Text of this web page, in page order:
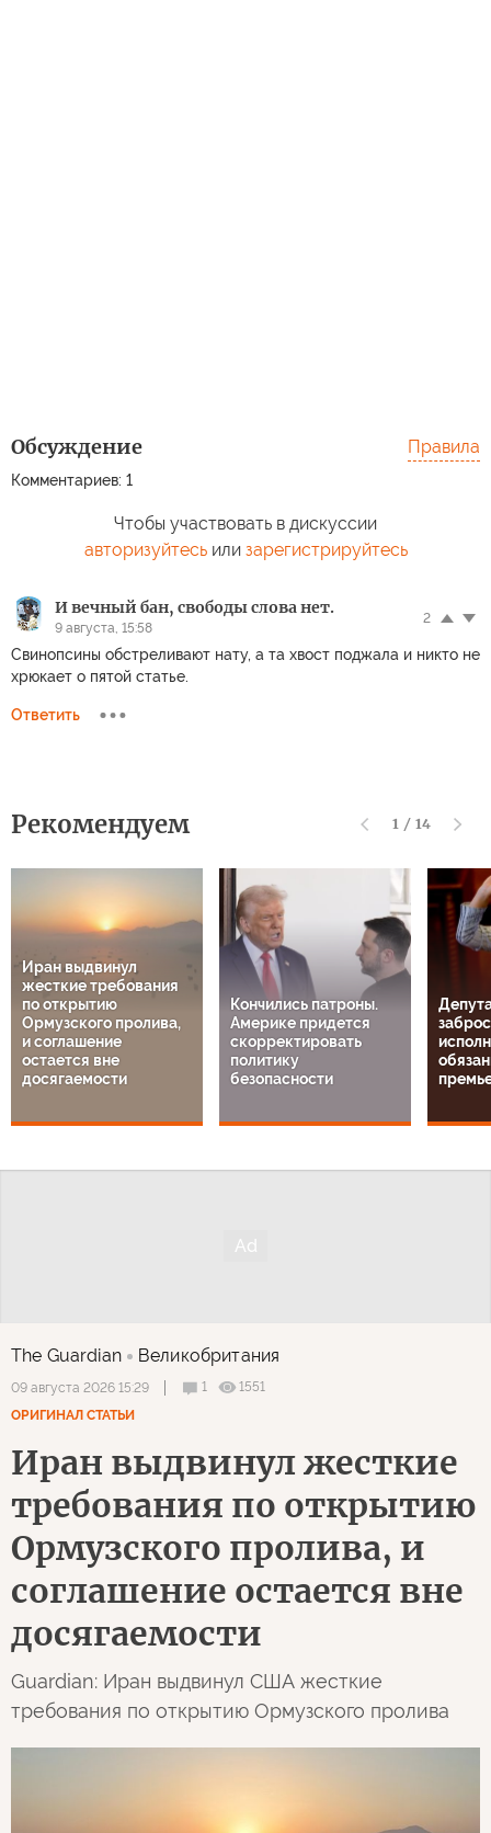
Обсуждение
Комментариев: 1
Правила
Чтобы участвовать в дискуссии
авторизуйтесьили зарегистрируйтесь
И вечный бан, свободы слова нет.
9 августа, 15:58
2
Свинопсины обстреливают нату, а та хвост поджала и никто не
хрюкает о пятой статье.
Ответить
Рекомендуем 1 / 14
Иран выдвинул
жесткие требования
по открытию
Ормузского пролива,
и соглашение
остается вне
досягаемости
Кончились патроны.
Америке придется
скорректировать
политику
безопасности
The Guardian Великобритания
09 августа 2026 15:29 1
1551
ОРИГИНАЛ СТАТЬИ
Иран выдвинул жесткие
требования по открытию
Ормузского пролива, и
соглашение остается вне
досягаемости
Guardian: Иран выдвинул США жесткие
требования по открытию Ормузского пролива